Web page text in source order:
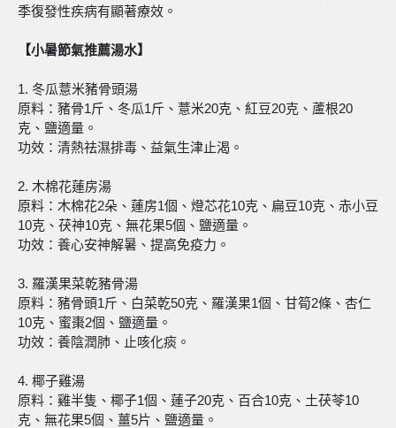
季復發性疾病有顯著療效。
【小暑節氣推薦湯水】
1. 冬瓜薏米豬骨頭湯
原料：豬骨1斤、冬瓜1斤、薏米20克、紅豆20克、蘆根20
克、鹽適量。
功效：清熱祛濕排毒、益氣生津止渴。
2. 木棉花蓮房湯
原料：木棉花2朵、蓮房1個、燈芯花10克、扁豆10克、赤小豆
10克、茯神10克、無花果5個、鹽適量。
功效：養心安神解暑、提高免疫力。
3. 羅漢果菜乾豬骨湯
原料：豬骨頭1斤、白菜乾50克、羅漢果1個、甘筍2條、杏仁
10克、蜜棗2個、鹽適量。
功效：養陰潤肺、止咳化痰。
4. 椰子雞湯
原料：雞半隻、椰子1個、蓮子20克、百合10克、土茯苓10
克、無花果5個、薑5片、鹽適量。